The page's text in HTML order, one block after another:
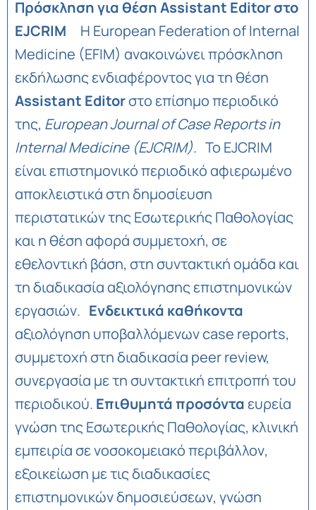
Πρόσκληση για θέση Assistant Editor στο
EJCRIM Η European Federation of Internal
Medicine (EFIM) ανακοινώνει πρόσκληση
εκδήλωσης ενδιαφέροντος για τη θέση
Assistant Editorστο επίσημο περιοδικό
της, European Journal of Case Reports in
Internal Medicine (EJCRIM). Το EJCRIM
είναι επιστημονικό περιοδικό αφιερωμένο
αποκλειστικά στη δημοσίευση
περιστατικών της Εσωτερικής Παθολογίας
και η θέση αφορά συμμετοχή, σε
εθελοντική βάση, στη συντακτική ομάδα και
τη διαδικασία αξιολόγησης επιστημονικών
εργασιών. Ενδεικτικά καθήκοντα
αξιολόγηση υποβαλλόμενων case reports,
συμμετοχή στη διαδικασία peer review,
συνεργασία με τη συντακτική επιτροπή του
περιοδικού. Επιθυμητά προσόνταευρεία
γνώση της Εσωτερικής Παθολογίας, κλινική
εμπειρία σε νοσοκομειακό περιβάλλον,
εξοικείωση με τις διαδικασίες
επιστημονικών δημοσιεύσεων, γνώση